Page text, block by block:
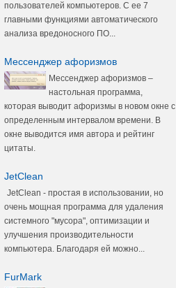
пользователей компьютеров. С ее 7
главными функциями автоматического
анализа вредоносного ПО...
Мессенджер афоризмов
Мессенджер афоризмов –
настольная программа,
которая выводит афоризмы в новом окне с
определенным интервалом времени. В
окне выводится имя автора и рейтинг
цитаты.
JetClean
JetClean - простая в использовании, но
очень мощная программа для удаления
системного "мусора", оптимизации и
улучшения производительности
компьютера. Благодаря ей можно...
FurMark